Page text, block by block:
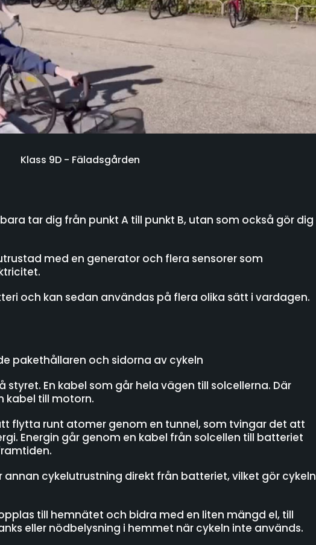
Klass 9D - Fäladsgården
tar dig från punkt A till punkt B, utan som också gör dig
med en generator och flera sensorer som
och kan sedan användas på flera olika sätt i vardagen.
pakethållaren och sidorna av cykeln
En kabel som går hela vägen till solcellerna. Där
kabel till motorn.
flytta runt atomer genom en tunnel, som tvingar det att
Energin går genom en kabel från solcellen till batteriet
cykelutrustning direkt från batteriet, vilket gör cykeln
till hemnätet och bidra med en liten mängd el, till
eller nödbelysning i hemmet när cykeln inte används.